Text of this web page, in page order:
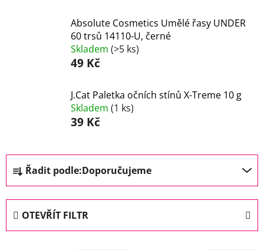
Absolute Cosmetics Umělé řasy UNDER
60 trsů 14110-U, černé
Skladem (>5 ks)
49 Kč
J.Cat Paletka očních stínů X-Treme 10 g
Skladem (1 ks)
39 Kč
Ř
a
z
n
í
Řadit podle:Doporučujeme
OTEVŘÍT FILTR